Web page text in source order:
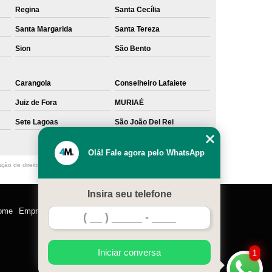
Regina Santa Cecília
Santa Margarida Santa Tereza
Sion São Bento
Carangola Conselheiro Lafaiete
Juiz de Fora MURIAÉ
Sete Lagoas São João Del Rei
de direito autoral – artigo 184 do Código Penal –
Empresa Serviços
1
Olá! Fale agora pelo WhatsApp
Insira seu telefone
Iniciar conversa